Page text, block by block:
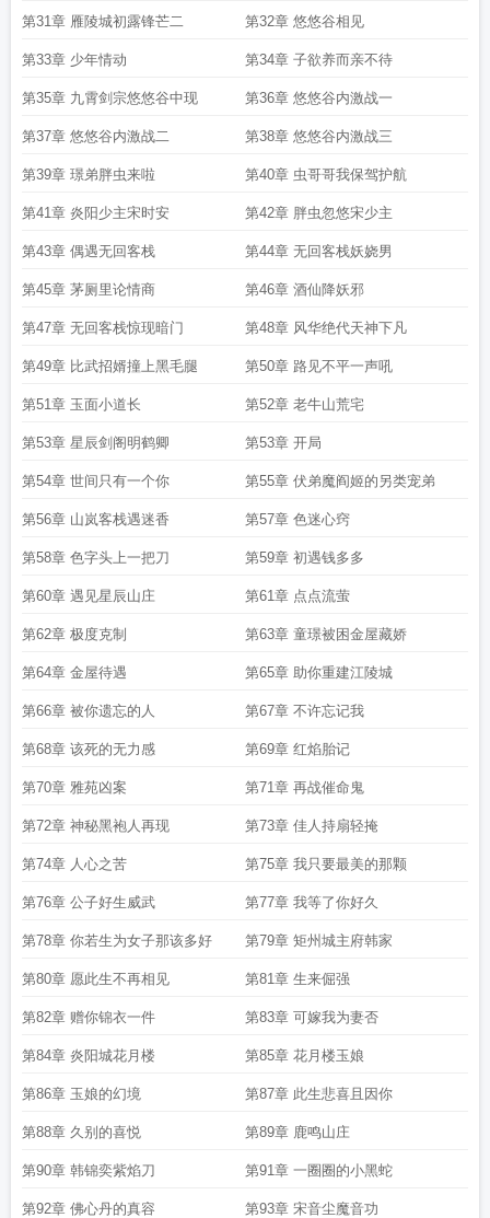
第31章 雁陵城初露锋芒二 第32章 悠悠谷相见
第33章 少年情动 第34章 子欲养而亲不待
第35章 九霄剑宗悠悠谷中现 第36章 悠悠谷内激战一
第37章 悠悠谷内激战二 第38章 悠悠谷内激战三
第39章 璟弟胖虫来啦 第40章 虫哥哥我保驾护航
第41章 炎阳少主宋时安 第42章 胖虫忽悠宋少主
第43章 偶遇无回客栈 第44章 无回客栈妖娆男
第45章 茅厕里论情商 第46章 酒仙降妖邪
第47章 无回客栈惊现暗门 第48章 风华绝代天神下凡
第49章 比武招婿撞上黑毛腿 第50章 路见不平一声吼
第51章 玉面小道长 第52章 老牛山荒宅
第53章 星辰剑阁明鹤卿 第53章 开局
第54章 世间只有一个你 第55章 伏弟魔阎姬的另类宠弟
第56章 山岚客栈遇迷香 第57章 色迷心窍
第58章 色字头上一把刀 第59章 初遇钱多多
第60章 遇见星辰山庄 第61章 点点流萤
第62章 极度克制 第63章 童璟被困金屋藏娇
第64章 金屋待遇 第65章 助你重建江陵城
第66章 被你遗忘的人 第67章 不许忘记我
第68章 该死的无力感 第69章 红焰胎记
第70章 雅苑凶案 第71章 再战催命鬼
第72章 神秘黑袍人再现 第73章 佳人持扇轻掩
第74章 人心之苦 第75章 我只要最美的那颗
第76章 公子好生威武 第77章 我等了你好久
第78章 你若生为女子那该多好 第79章 矩州城主府韩家
第80章 愿此生不再相见 第81章 生来倔强
第82章 赠你锦衣一件 第83章 可嫁我为妻否
第84章 炎阳城花月楼 第85章 花月楼玉娘
第86章 玉娘的幻境 第87章 此生悲喜且因你
第88章 久别的喜悦 第89章 鹿鸣山庄
第90章 韩锦奕紫焰刀 第91章 一圈圈的小黑蛇
第92章 佛心丹的真容 第93章 宋音尘魔音功